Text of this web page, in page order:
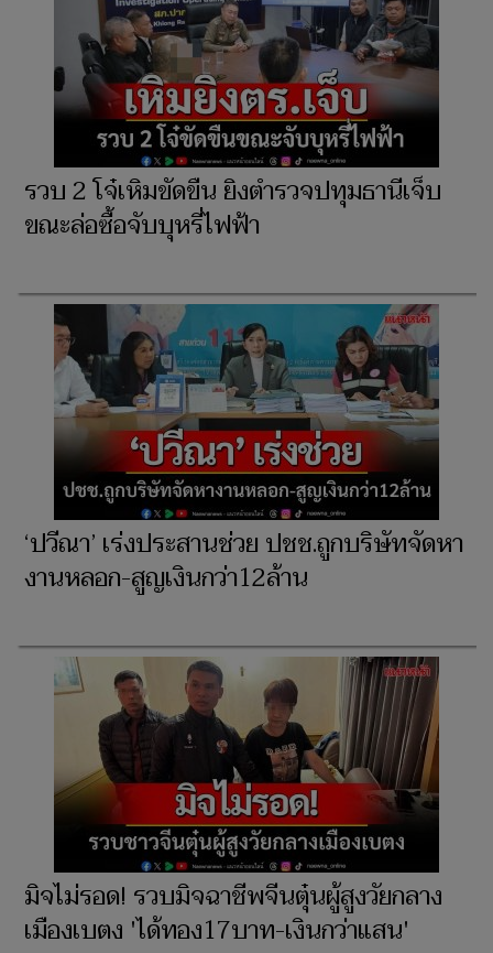
รวบ 2 โจ๋เหิมขัดขืน ยิงตำรวจปทุมธานีเจ็บ
ขณะล่อซื้อจับบุหรี่ไฟฟ้า
‘ปวีณา’ เร่งประสานช่วย ปชช.ถูกบริษัทจัดหา
งานหลอก-สูญเงินกว่า12ล้าน
มิจไม่รอด! รวบมิจฉาชีพจีนตุ๋นผู้สูงวัยกลาง
เมืองเบตง 'ได้ทอง17บาท-เงินกว่าแสน'